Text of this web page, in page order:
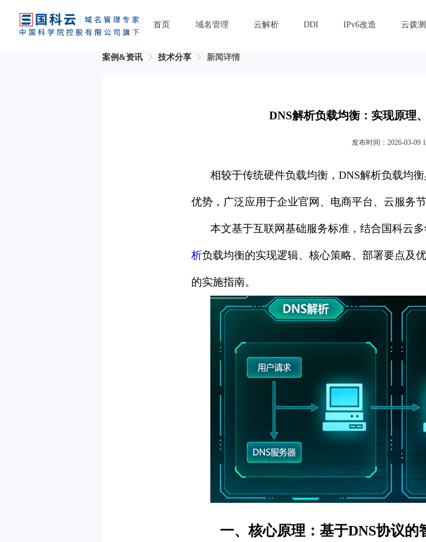
首页 域名管理 云解析 DDI IPv6改造 云拨测
案例&资讯 技术分享 新闻详情
DNS解析负载均衡：实现原理
发布时间：2026-03-09
相较于传统硬件负载均衡，DNS解析负载均
优势，广泛应用于企业官网、电商平台、云服务节
本文基于互联网基础服务标准，结合国科云
析负载均衡的实现逻辑、核心策略、部署要点及
的实施指南。
一、核心原理：基于DNS协议的